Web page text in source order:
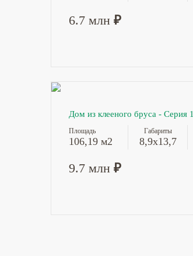
6.7 млн ₽
Дом из клееного бруса - Серия 1
Площадь
106,19 м2
Габариты
8,9х13,7
9.7 млн ₽